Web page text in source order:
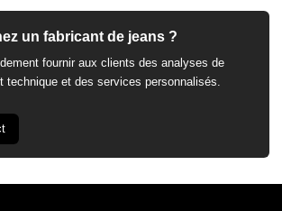
un fabricant de jeans ?
fournir aux clients des analyses de
technique et des services personnalisés.